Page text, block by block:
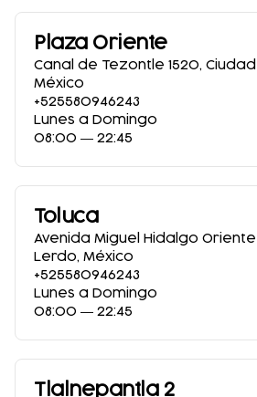
Plaza Oriente
Canal de Tezontle 1520,
México
+525580946243
Lunes a Domingo
08:00 ― 22:45
Toluca
Avenida Miguel Hidalgo Oriente
Lerdo, México
+525580946243
Lunes a Domingo
08:00 ― 22:45
Tlalnepantla 2